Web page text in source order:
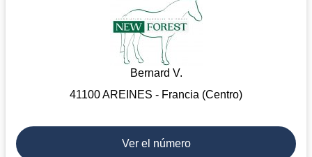
Bernard V.
41100 AREINES - Francia (Centro)
Ver el número